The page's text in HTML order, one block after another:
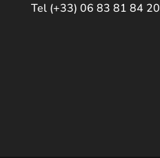
Tel (+33) 06 83 81 84 20